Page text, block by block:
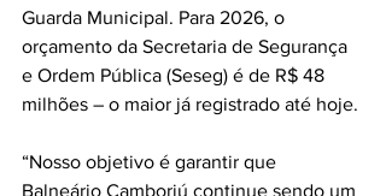
Guarda Municipal. Para 2026, o
orçamento da Secretaria de Segurança
e Ordem Pública (Seseg) é de R$ 48
milhões – o maior já registrado até hoje.
“Nosso objetivo é garantir que
Balneário Camboriú continue sendo um